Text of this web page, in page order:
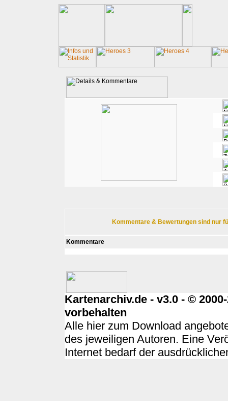
Kommentare & Bewertungen sind nur
Kommentare
Kartenarchiv.de - v3.0 - ©
vorbehalten
Alle hier zum Download
des jeweiligen Autoren. Eine
Internet bedarf der